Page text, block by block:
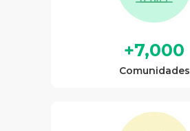
+7,000
Comunidades